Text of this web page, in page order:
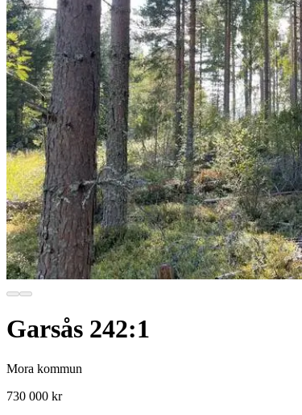
Garsås 242:1
Mora kommun
730 000 kr